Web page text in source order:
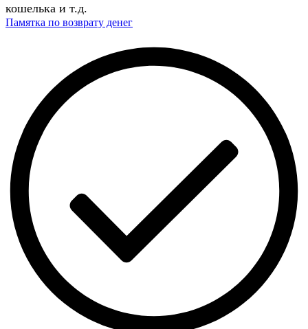
кошелька и т.д.
Памятка по возврату денег